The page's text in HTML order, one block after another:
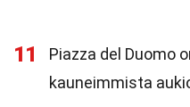
11
Piazza del Duomo
kauneimmista